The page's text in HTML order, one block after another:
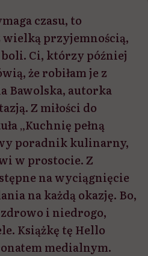
czasu, to
wielką przyjemnością,
Ci, którzy później
że robiłam je z
Bawolska, autorka
Z miłości do
„Kuchnię pełną
poradnik kulinarny,
w prostocie. Z
na wyciągnięcie
na każdą okazję. Bo,
zdrowo i niedrogo,
Książkę tę Hello
medialnym.